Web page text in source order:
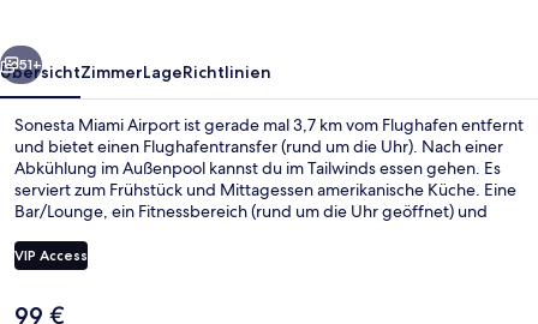
Weiter
51+
ÜbersichtZimmerLageRichtlinien
Sonesta Miami Airport ist gerade mal 3,7 km vom Flughafen entfernt
und bietet einen Flughafentransfer (rund um die Uhr). Nach einer
Abkühlung im Außenpool kannst du im Tailwinds essen gehen. Es
serviert zum Frühstück und Mittagessen amerikanische Küche. Eine
Bar/Lounge, ein Fitnessbereich (rund um die Uhr geöffnet) und
Reisenden gefallen das hilfsbereite Personal und die Lage sehr gut.
VIP Access
Der
99 €